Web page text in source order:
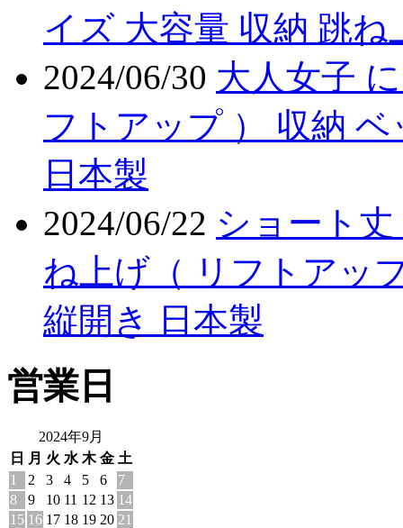
イズ 大容量 収納 跳
2024/06/30 大人女子
フトアップ ） 収納
日本製
2024/06/22 ショート
ね上げ（ リフトアッ
縦開き 日本製
営業日
2024年9月
日
月 火 水 木 金 土
1
2 3 4 5 6
7
8
9 10 11 12 13 14
15 16 17 18 19 20 21